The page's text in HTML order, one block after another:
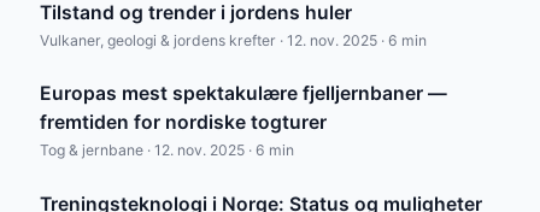
Tilstand og trender i jordens huler
Vulkaner, geologi & jordens krefter · 12. nov. 2025 · 6 min
Europas mest spektakulære fjelljernbaner —
fremtiden for nordiske togturer
Tog & jernbane · 12. nov. 2025 · 6 min
Treningsteknologi i Norge: Status og muligheter